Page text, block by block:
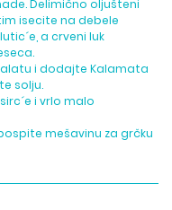
Delimično oljušteni
isecite na debele
a crveni luk
i dodajte Kalamata
solju.
i vrlo malo
mešavinu za grčku